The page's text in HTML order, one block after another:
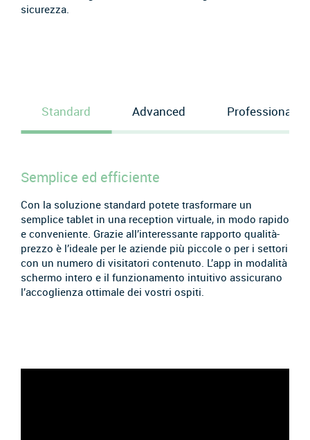
sicurezza.
Standard Advanced Professional
Semplice ed efficiente
Con la soluzione standard potete trasformare un
semplice tablet in una reception virtuale, in modo rapido
e conveniente. Grazie all’interessante rapporto qualità-
prezzo è l’ideale per le aziende più piccole o per i settori
con un numero di visitatori contenuto. L’app in modalità
schermo intero e il funzionamento intuitivo assicurano
l’accoglienza ottimale dei vostri ospiti.